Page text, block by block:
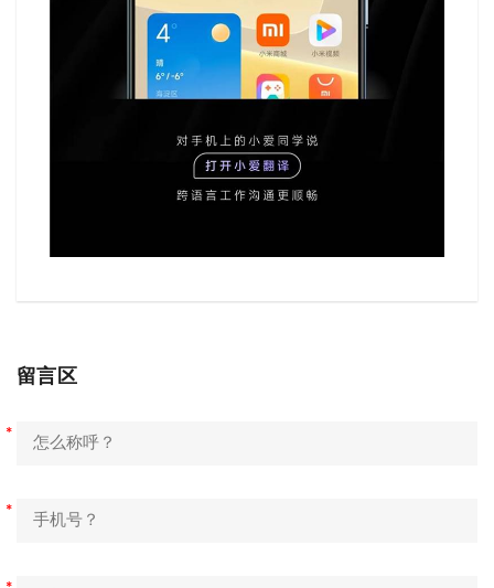
留言区
*
*